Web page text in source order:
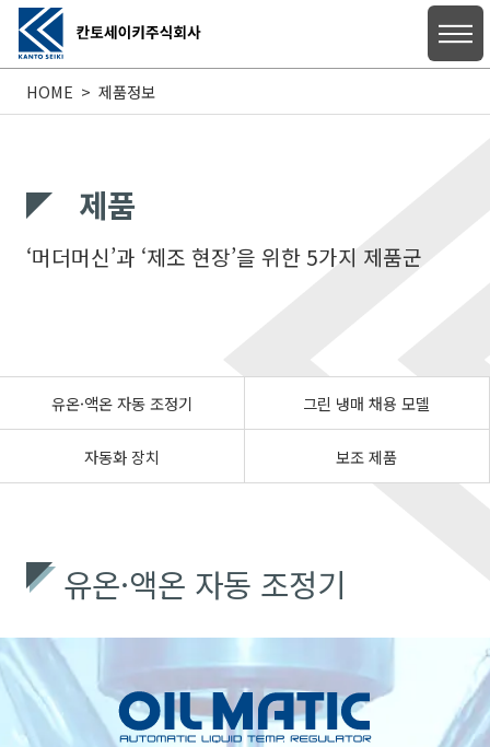
당사에 대하여
지원 문의
회사정보
개인정보 보호방침
HOME 제품정보
제품
‘머더머신’과 ‘제조 현장’을 위한 5가지 제품군
유온·액온 자동 조정기 그린 냉매 채용 모델
자동화 장치 보조 제품
유온·액온 자동 조정기